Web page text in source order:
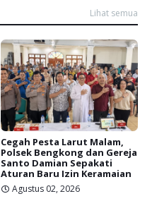
Lihat semua
Cegah Pesta Larut Malam,
Polsek Bengkong dan Gereja
Santo Damian Sepakati
Aturan Baru Izin Keramaian
Agustus 02, 2026